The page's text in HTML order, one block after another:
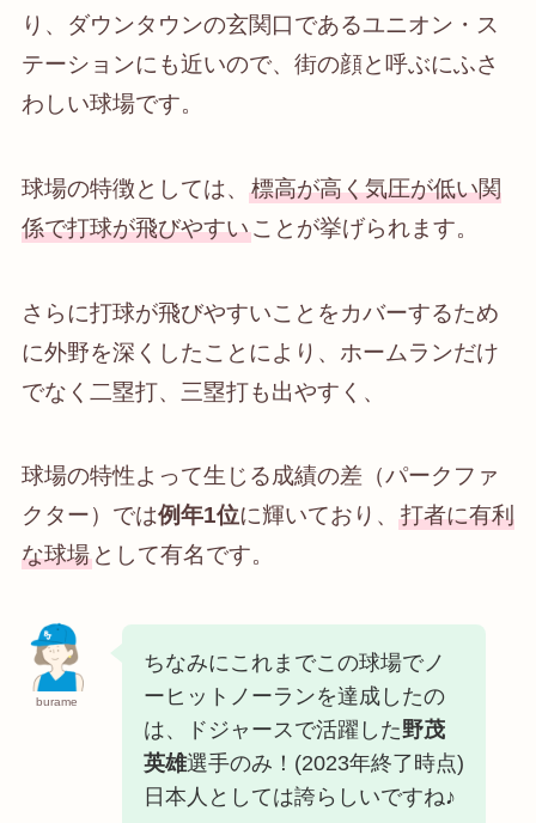
り、ダウンタウンの玄関口であるユニオン・ス
テーションにも近いので、街の顔と呼ぶにふさ
わしい球場です。
球場の特徴としては、 標高が高く気圧が低い関
係で打球が飛びやすいことが挙げられます。
さらに打球が飛びやすいことをカバーするため
に外野を深くしたことにより、ホームランだけ
でなく二塁打、三塁打も出やすく、
球場の特性よって生じる成績の差（パークファ
クター）では例年1位に輝いており、 打者に有利
な球場として有名です。
burame
ちなみにこれまでこの球場でノ
ーヒットノーランを達成したの
は、ドジャースで活躍した野茂
英雄選手のみ！(2023年終了時点)
日本人としては誇らしいですね♪